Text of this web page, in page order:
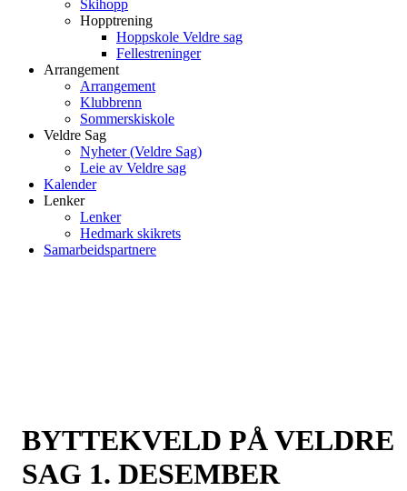
Skihopp
Hopptrening
Hoppskole Veldre sag
Fellestreninger
Arrangement
Arrangement
Klubbrenn
Sommerskiskole
Veldre Sag
Nyheter (Veldre Sag)
Leie av Veldre sag
Kalender
Lenker
Lenker
Hedmark skikrets
Samarbeidspartnere
BYTTEKVELD PÅ VELDRE
SAG 1. DESEMBER